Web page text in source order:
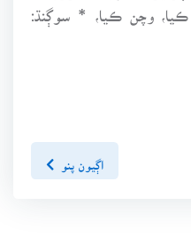
ڪيا، وچن ڪيا، * سوڳنڌ:
اڳيون پنو